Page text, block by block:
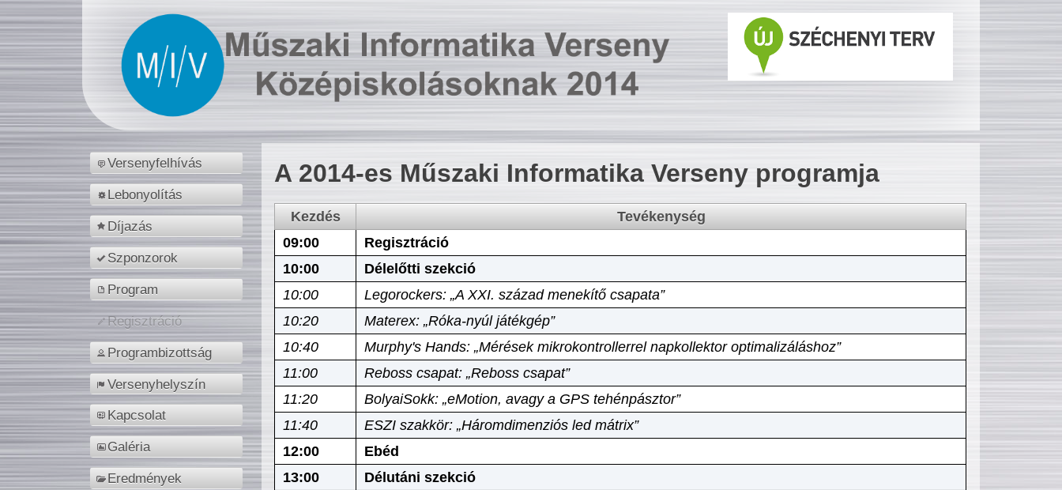
Versenyfelhívás
Lebonyolítás
Díjazás
Szponzorok
Program
Regisztráció
Programbizottság
Versenyhelyszín
Kapcsolat
Galéria
Eredmények
A 2014-es Műszaki Informatika Verseny programja
Kezdés
Tevékenység
09:00
Regisztráció
10:00
Délelőtti szekció
10:00
Legorockers: „A XXI. század menekítő csapata”
10:20
Materex: „Róka-nyúl játékgép”
10:40
Murphy's Hands: „Mérések mikrokontrollerrel napkollektor optimalizáláshoz”
11:00
Reboss csapat: „Reboss csapat”
11:20
BolyaiSokk: „eMotion, avagy a GPS tehénpásztor”
11:40
ESZI szakkör: „Háromdimenziós led mátrix”
12:00
Ebéd
13:00
Délutáni szekció